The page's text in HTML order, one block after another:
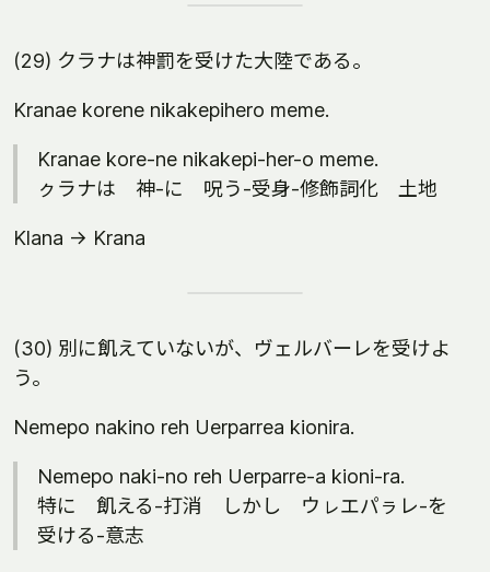
(29) クラナは神罰を受けた大陸である。
Kranae korene nikakepihero meme.
Kranae kore-ne nikakepi-her-o meme.
ㇰラナは 神-に 呪う-受身-修飾詞化 土地
Klana -> Krana
(30) 別に飢えていないが、ヴェルバーレを受けよ
う。
Nemepo nakino reh Uerparrea kionira.
Nemepo naki-no reh Uerparre-a kioni-ra.
特に 飢える-打消 しかし ウㇾエパㇻレ-を
受ける-意志